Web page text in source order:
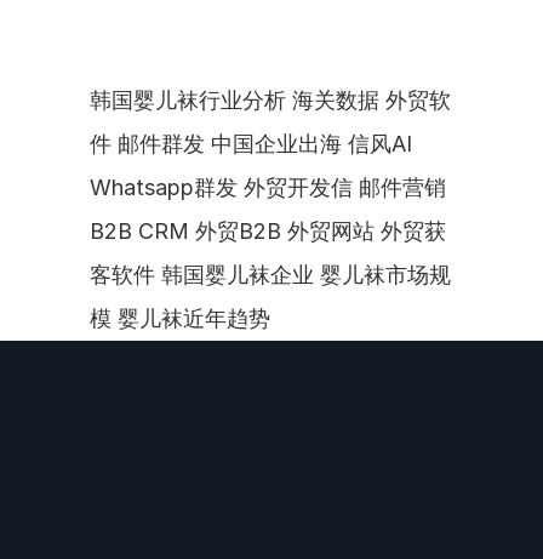
韩国婴儿袜行业分析 海关数据 外贸软
件 邮件群发 中国企业出海 信风AI
Whatsapp群发 外贸开发信 邮件营销
B2B CRM 外贸B2B 外贸网站 外贸获
客软件 韩国婴儿袜企业 婴儿袜市场规
模 婴儿袜近年趋势